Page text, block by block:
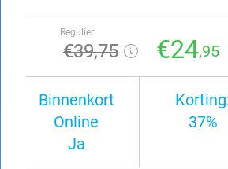
Regulier
€39,75 €24,95
Binnenkort
Online
Ja
37%